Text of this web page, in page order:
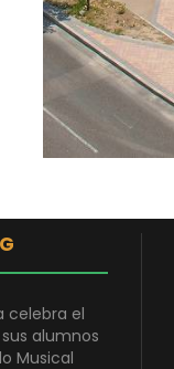
celebra el
alumnos
Musical